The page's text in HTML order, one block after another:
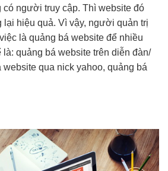
có người truy cập. Thì website đó
lại hiệu quả. Vì vậy, người quản trị
là quảng bá website để nhiều
quảng bá website trên diễn đàn/
website qua nick yahoo, quảng bá